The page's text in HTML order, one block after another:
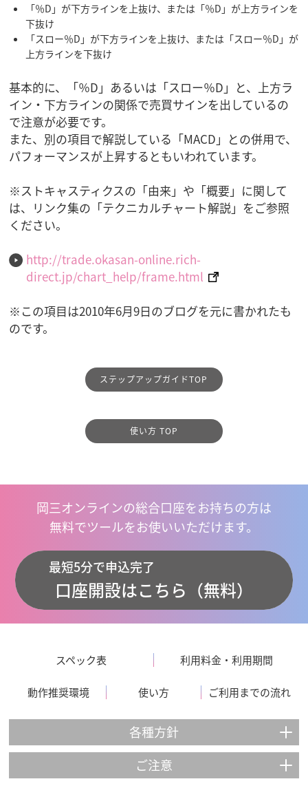
「％D」が下方ラインを上抜け、または「％D」が上方ラインを
下抜け
「スロー％D」が下方ラインを上抜け、または「スロー％D」が
上方ラインを下抜け
基本的に、「％D」あるいは「スロー％D」と、上方ラ
イン・下方ラインの関係で売買サインを出しているの
で注意が必要です。
また、別の項目で解説している「MACD」との併用で、
パフォーマンスが上昇するともいわれています。
※ストキャスティクスの「由来」や「概要」に関して
は、リンク集の「テクニカルチャート解説」をご参照
ください。
http://trade.okasan-online.rich-
direct.jp/chart_help/frame.html
※この項目は2010年6月9日のブログを元に書かれたも
のです。
ステップアップガイドTOP
使い方 TOP
岡三オンラインの総合口座をお持ちの方は
無料でツールをお使いいただけます。
最短5分で申込完了
口座開設はこちら（無料）
スペック表 利用料金・利用期間
動作推奨環境 使い方 ご利用までの流れ
各種方針
ご注意